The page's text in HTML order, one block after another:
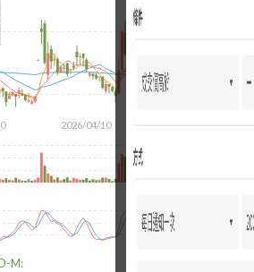
2026/04/10
M: